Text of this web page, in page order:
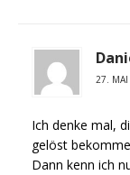
27.
Ich denke mal,
gelöst
Dann kenn ich